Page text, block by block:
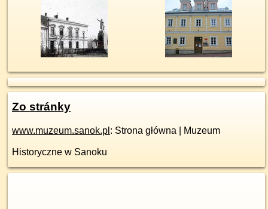
Zo stránky
www.muzeum.sanok.pl : Strona główna | Muzeum
Historyczne w Sanoku